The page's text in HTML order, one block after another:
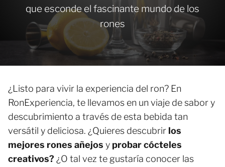
que esconde el fascinante mundo de los
rones
¿Listo para vivir la experiencia del ron? En
RonExperiencia, te llevamos en un viaje de sabor y
descubrimiento a través de esta bebida tan
versátil y deliciosa. ¿Quieres descubrir los
mejores rones añejos y probar cócteles
creativos?¿O tal vez te gustaría conocer las